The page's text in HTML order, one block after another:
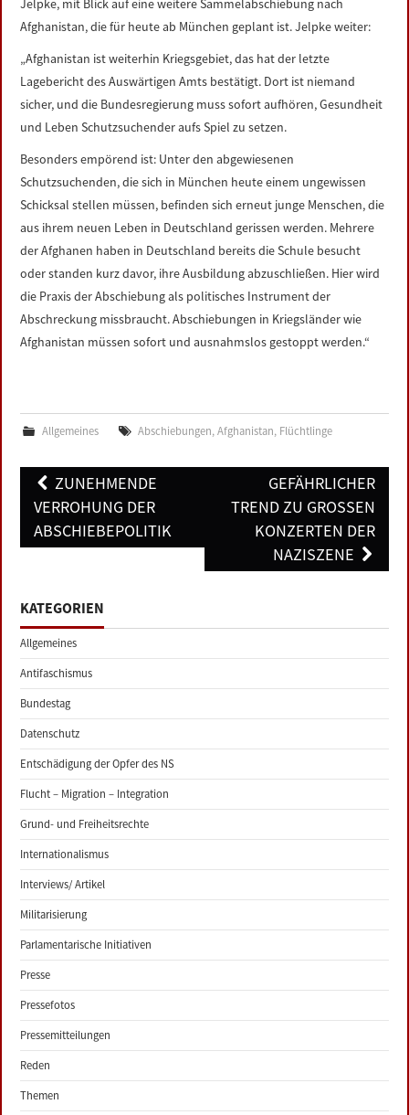
Jelpke, mit Blick auf eine weitere Sammelabschiebung nach
Afghanistan, die für heute ab München geplant ist. Jelpke weiter:
„Afghanistan ist weiterhin Kriegsgebiet, das hat der letzte
Lagebericht des Auswärtigen Amts bestätigt. Dort ist niemand
sicher, und die Bundesregierung muss sofort aufhören, Gesundheit
und Leben Schutzsuchender aufs Spiel zu setzen.
Besonders empörend ist: Unter den abgewiesenen
Schutzsuchenden, die sich in München heute einem ungewissen
Schicksal stellen müssen, befinden sich erneut junge Menschen, die
aus ihrem neuen Leben in Deutschland gerissen werden. Mehrere
der Afghanen haben in Deutschland bereits die Schule besucht
oder standen kurz davor, ihre Ausbildung abzuschließen. Hier wird
die Praxis der Abschiebung als politisches Instrument der
Abschreckung missbraucht. Abschiebungen in Kriegsländer wie
Afghanistan müssen sofort und ausnahmslos gestoppt werden.“
Allgemeines Abschiebungen, Afghanistan, Flüchtlinge
Post
navigation
ZUNEHMENDE
VERROHUNG DER
ABSCHIEBEPOLITIK
GEFÄHRLICHER
TREND ZU GROSSEN K
ONZERTEN DER N
AZISZENE
KATEGORIEN
Allgemeines
Antifaschismus
Bundestag
Datenschutz
Entschädigung der Opfer des NS
Flucht – Migration – Integration
Grund- und Freiheitsrechte
Internationalismus
Interviews/ Artikel
Militarisierung
Parlamentarische Initiativen
Presse
Pressefotos
Pressemitteilungen
Reden
Themen